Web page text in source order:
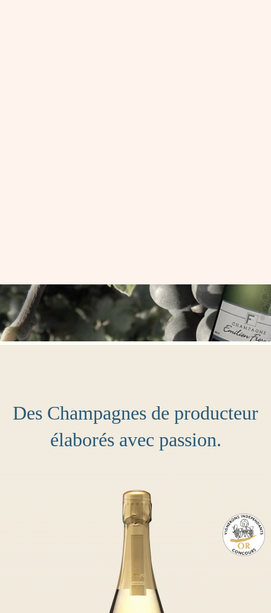
Des Champagnes de producteur
élaborés avec passion.